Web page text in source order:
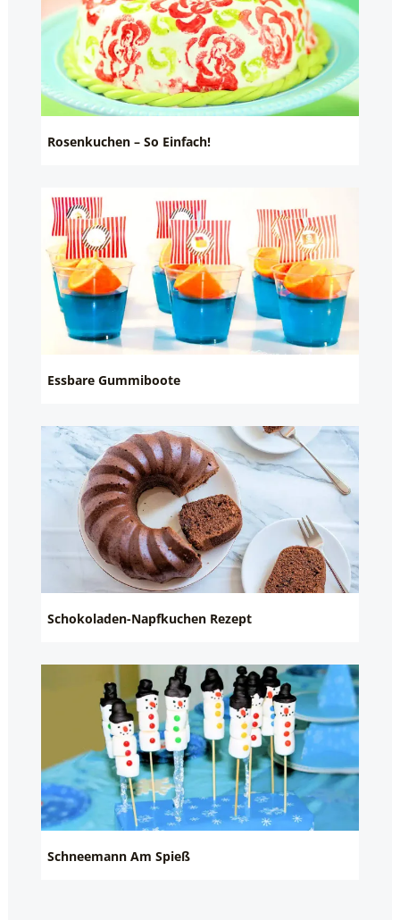
Rosenkuchen – So Einfach!
Essbare Gummiboote
Schokoladen-Napfkuchen Rezept
Schneemann Am Spieß